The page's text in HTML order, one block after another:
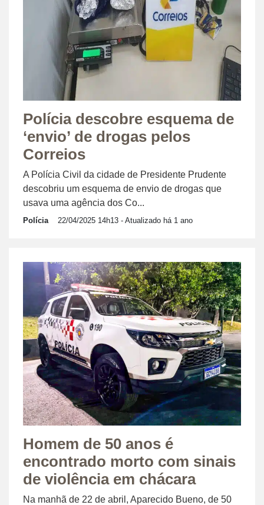
Polícia descobre esquema de
‘envio’ de drogas pelos
Correios
A Polícia Civil da cidade de Presidente Prudente
descobriu um esquema de envio de drogas que
usava uma agência dos Co...
Polícia 22/04/2025 14h13 - Atualizado há 1 ano
Homem de 50 anos é
encontrado morto com sinais
de violência em chácara
Na manhã de 22 de abril, Aparecido Bueno, de 50